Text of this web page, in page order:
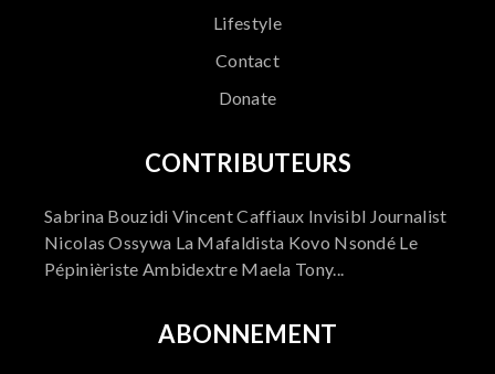
Lifestyle
Contact
Donate
CONTRIBUTEURS
Sabrina Bouzidi Vincent Caffiaux Invisibl Journalist
Nicolas Ossywa La Mafaldista Kovo Nsondé Le
Pépinièriste Ambidextre Maela Tony...
ABONNEMENT